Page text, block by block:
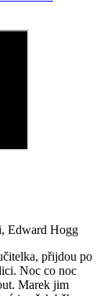
Edward Hogg
přijdou po
Noc co noc
Marek jim